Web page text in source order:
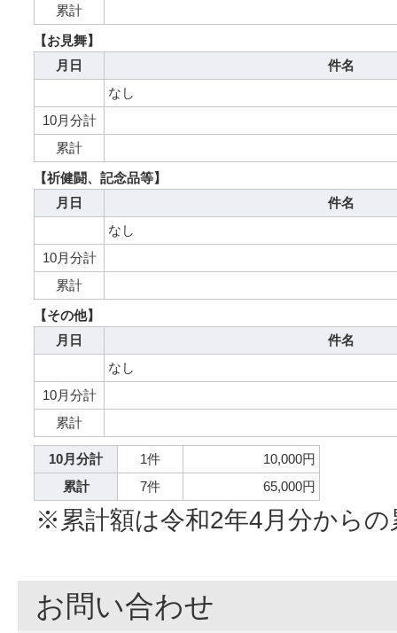
累計
【お見舞】
月日
件名
なし
10月分計
累計
【祈健闘、記念品等】
月日
件名
なし
10月分計
累計
【その他】
月日
件名
なし
10月分計
累計
10月分計 1件
10,000円
累計
7件 65,000円
※累計額は令和2年4月分からの
お問い合わせ